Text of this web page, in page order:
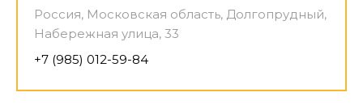
Россия, Московская область, Долгопрудный,
Набережная улица, 33
+7 (985) 012-59-84